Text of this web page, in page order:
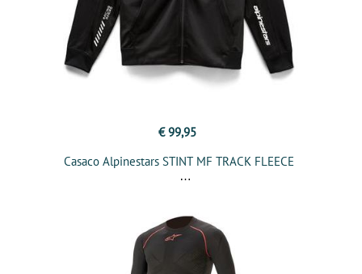
€ 99,95
Casaco Alpinestars STINT MF TRACK FLEECE